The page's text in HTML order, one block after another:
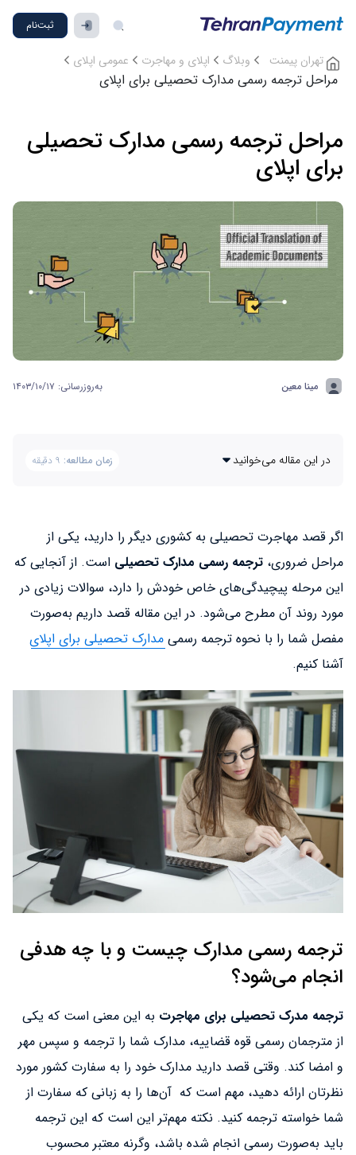
ثبت‌نام
تهران پیمنت وبلاگ اپلای و مهاجرت عمومی اپلای
مراحل ترجمه رسمی مدارک تحصیلی برای اپلای
مراحل ترجمه رسمی مدارک تحصیلی
برای اپلای
مینا معین به‌روزرسانی: ۱۴۰۳/۱۰/۱۷
در این مقاله می‌خوانید زمان مطالعه: ۹ دقیقه
اگر قصد مهاجرت تحصیلی به کشوری دیگر را دارید، یکی از
مراحل ضروری، ترجمه رسمی مدارک تحصیلی است. از آنجایی که
این مرحله پیچیدگی‌های خاص خودش را دارد، سوالات زیادی در
مورد روند آن مطرح می‌شود. در این مقاله قصد داریم به‌صورت
مفصل شما را با نحوه ترجمه رسمی مدارک تحصیلی برای اپلای
آشنا کنیم.
ترجمه رسمی مدارک چیست و با چه هدفی
انجام می‌شود؟
ترجمه مدرک تحصیلی برای مهاجرت به این معنی است که یکی
از مترجمان رسمی قوه قضاییه، مدارک شما را ترجمه و سپس مهر
و امضا کند. وقتی قصد دارید مدارک خود را به سفارت کشور مورد
نظرتان ارائه دهید، مهم است که آن‌ها را به زبانی که سفارت از
شما خواسته ترجمه کنید. نکته مهم‌تر این است که این ترجمه
باید به‌صورت رسمی انجام شده باشد، وگرنه معتبر محسوب